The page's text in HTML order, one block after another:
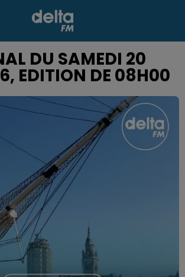
DU SAMEDI 20
EDITION DE 08H00